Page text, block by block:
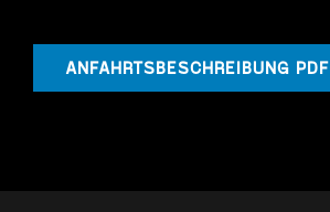
ANFAHRTSBESCHREIBUNG PDF